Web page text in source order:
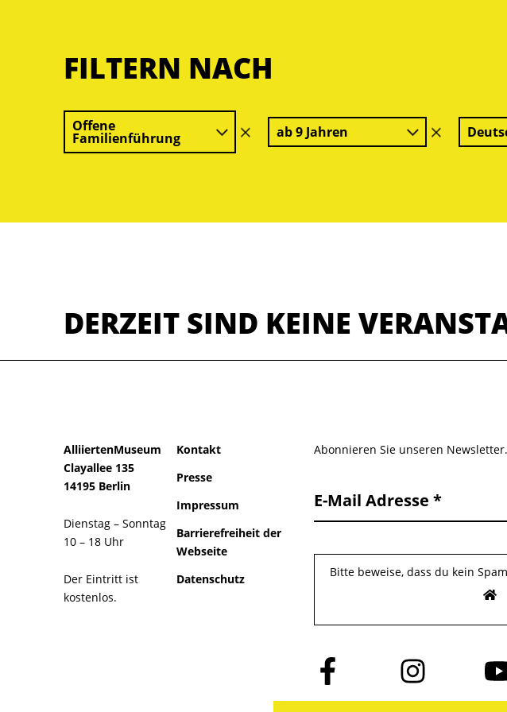
FILTERN NACH
Offene
Familienführung
Filter
löschen
ab 9 Jahren
Filter
löschen
DERZEIT SIND KEINE
AlliiertenMuseum
Clayallee 135
14195 Berlin
Dienstag – Sonntag
10 – 18 Uhr
Der Eintritt ist
kostenlos.
Kontakt
Presse
Impressum
Barrierefreiheit der
Webseite
Datenschutz
Abonnieren Sie unseren
E-Mail Adresse
Bitte beweise, dass du kein
Folge
uns
auf
Folge
uns
auf
uns
auf